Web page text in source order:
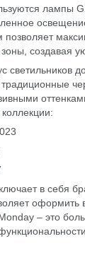
лампы
создавая
светильников
традиционные
в себя
оформить
– это